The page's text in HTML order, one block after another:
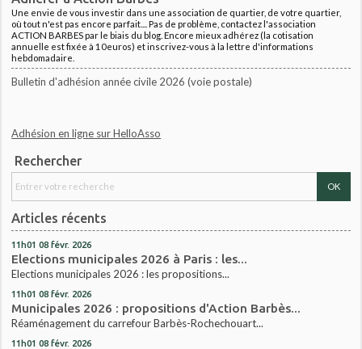
Une envie de vous investir dans une association de quartier, de votre quartier,
où tout n'est pas encore parfait.... Pas de problème, contactez l'association
ACTION BARBES par le biais du blog. Encore mieux adhérez (la cotisation
annuelle est fixée à 10euros) et inscrivez-vous à la lettre d'informations
hebdomadaire.
Bulletin d'adhésion année civile 2026 (voie postale)
Adhésion en ligne sur HelloAsso
Rechercher
Articles récents
11h01 08 févr. 2026
Elections municipales 2026 à Paris : les...
Elections municipales 2026 : les propositions...
11h01 08 févr. 2026
Municipales 2026 : propositions d'Action Barbès...
Réaménagement du carrefour Barbès-Rochechouart...
11h01 08 févr. 2026